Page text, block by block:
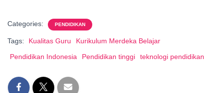
Categories: PENDIDIKAN
Tags: Kualitas Guru
Kurikulum Merdeka Belajar
Pendidikan Indonesia
Pendidikan tinggi teknologi pendidikan